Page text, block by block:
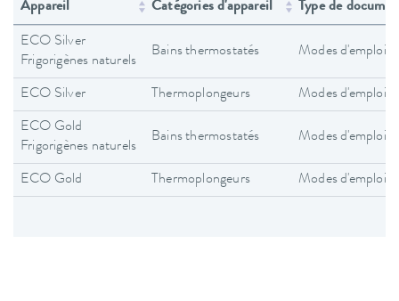
Appareil Catégories d'appareil Type de
ECO Silver
Frigorigènes naturels
Bains thermostatés Modes d'emploi
ECO Silver Thermoplongeurs Modes d'emploi
ECO Gold
Frigorigènes naturels
Bains thermostatés Modes d'emploi
ECO Gold Thermoplongeurs Modes d'emploi